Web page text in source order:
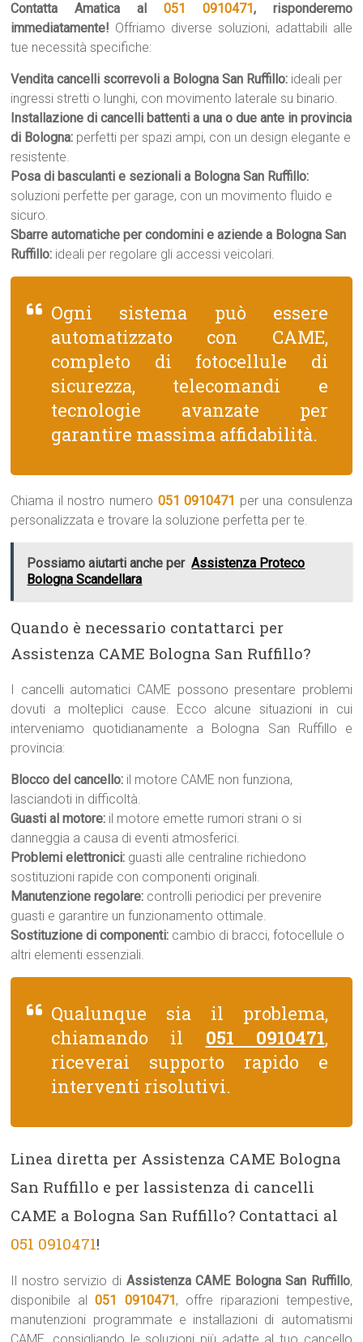
Contatta Amatica al 051 0910471, risponderemo
immediatamente! Offriamo diverse soluzioni, adattabili alle
tue necessità specifiche:
Vendita cancelli scorrevoli a Bologna San Ruffillo: ideali per
ingressi stretti o lunghi, con movimento laterale su binario.
Installazione di cancelli battenti a una o due ante in provincia
di Bologna: perfetti per spazi ampi, con un design elegante e
resistente.
Posa di basculanti e sezionali a Bologna San Ruffillo:
soluzioni perfette per garage, con un movimento fluido e
sicuro.
Sbarre automatiche per condomini e aziende a Bologna San
Ruffillo: ideali per regolare gli accessi veicolari.
Ogni sistema può essere
automatizzato con CAME,
completo di fotocellule di
sicurezza, telecomandi e
tecnologie avanzate per
garantire massima affidabilità.
Chiama il nostro numero 051 0910471 per una consulenza
personalizzata e trovare la soluzione perfetta per te.
Possiamo aiutarti anche per Assistenza Proteco
Bologna Scandellara
Quando è necessario contattarci per
Assistenza CAME Bologna San Ruffillo?
I cancelli automatici CAME possono presentare problemi
dovuti a molteplici cause. Ecco alcune situazioni in cui
interveniamo quotidianamente a Bologna San Ruffillo e
provincia:
Blocco del cancello: il motore CAME non funziona,
lasciandoti in difficoltà.
Guasti al motore: il motore emette rumori strani o si
danneggia a causa di eventi atmosferici.
Problemi elettronici: guasti alle centraline richiedono
sostituzioni rapide con componenti originali.
Manutenzione regolare: controlli periodici per prevenire
guasti e garantire un funzionamento ottimale.
Sostituzione di componenti: cambio di bracci, fotocellule o
altri elementi essenziali.
Qualunque sia il problema,
chiamando il 051 0910471,
riceverai supporto rapido e
interventi risolutivi.
Linea diretta per Assistenza CAME Bologna
San Ruffillo e per lassistenza di cancelli
CAME a Bologna San Ruffillo? Contattaci al
051 0910471!
Il nostro servizio di Assistenza CAME Bologna San Ruffillo,
disponibile al051 0910471, offre riparazioni tempestive,
manutenzioni programmate e installazioni di automatismi